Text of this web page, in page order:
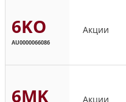
6KO
AU0000066086
Акции
6MK Акции